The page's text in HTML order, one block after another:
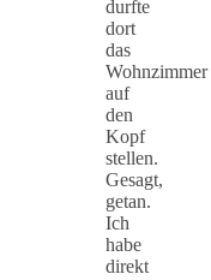
durfte
dort
das
Wohnzimmer
auf
den
Kopf
stellen.
Gesagt,
getan.
Ich
habe
direkt